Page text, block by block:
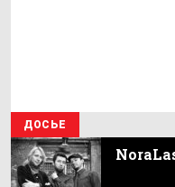
ДОСЬЕ